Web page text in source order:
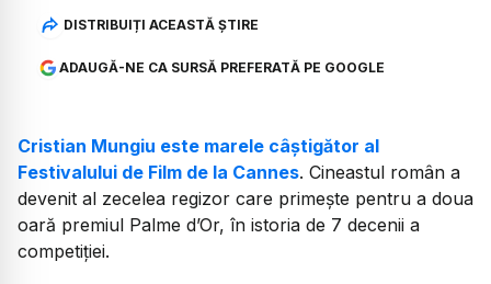
DISTRIBUIȚI ACEASTĂ ȘTIRE
ADAUGĂ-NE CA SURSĂ PREFERATĂ PE GOOGLE
Cristian Mungiu este marele câștigător al
Festivalului de Film de la Cannes. Cineastul român a
devenit al zecelea regizor care primește pentru a doua
oară premiul Palme d’Or, în istoria de 7 decenii a
competiției.